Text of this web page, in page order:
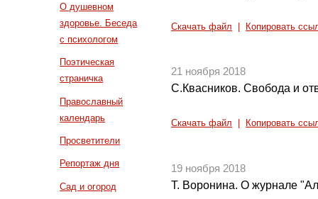
О душевном
здоровье. Беседа
с психологом
Поэтическая
страничка
Православный
календарь
Просветители
Репортаж дня
Сад и огород
Скачать файл Копировать
21 ноября 2018
С.Квасников. Свобода и
Скачать файл Копировать
19 ноября 2018
Т. Воронина. О журнале